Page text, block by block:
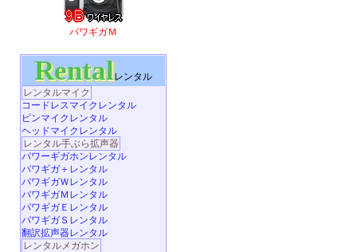
パワギガＭ
Rentalレンタル
レンタルマイク
コードレスマイクレンタル
ピンマイクレンタル
ヘッドマイクレンタル
レンタル手ぶら拡声器
パワーギガホンレンタル
パワギガ＋レンタル
パワギガＷレンタル
パワギガＭレンタル
パワギガＥレンタル
パワギガＳレンタル
翻訳拡声器レンタル
レンタルメガホン